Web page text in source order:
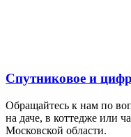
Спутниковое и
Обращайтесь к нам по
на даче, в коттедже или
Московской области.